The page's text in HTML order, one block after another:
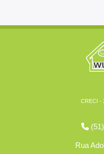
CRECI -
(51)
Rua